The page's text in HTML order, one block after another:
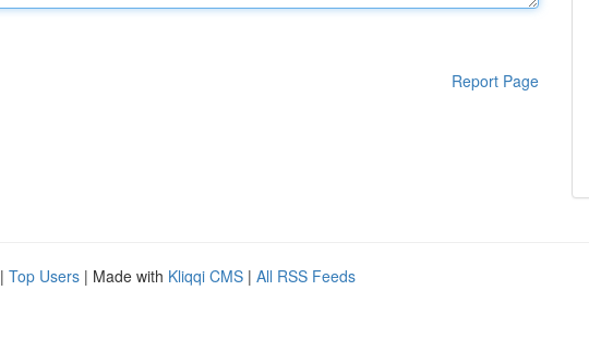
Report Page
| Top Users | Made with Kliqqi CMS | All RSS Feeds